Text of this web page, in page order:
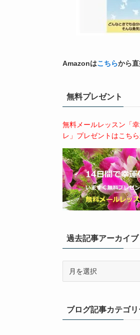
Amazonはこちらから直
無料プレゼント
無料メールレッスン「
レ」プレゼントはこち
過去記事アーカイブ
ア
ー
ブログ記事カテゴリ